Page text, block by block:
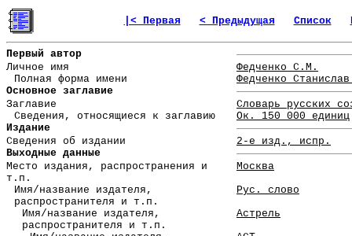
|< Первая < Предыдущая Список
Первый автор
Личное имя
Федченко С.М.
Полная форма имени
Федченко
Основное заглавие
Заглавие
Словарь русских
Сведения, относящиеся к заглавию
Ок. 150 000 единиц
Издание
Сведения об издании
2-е изд., испр.
Выходные данные
Место издания, распространения и
т.п.
Москва
Имя/название издателя,
распространителя и т.п.
Рус. слово
Имя/название издателя,
распространителя и т.п.
Астрель